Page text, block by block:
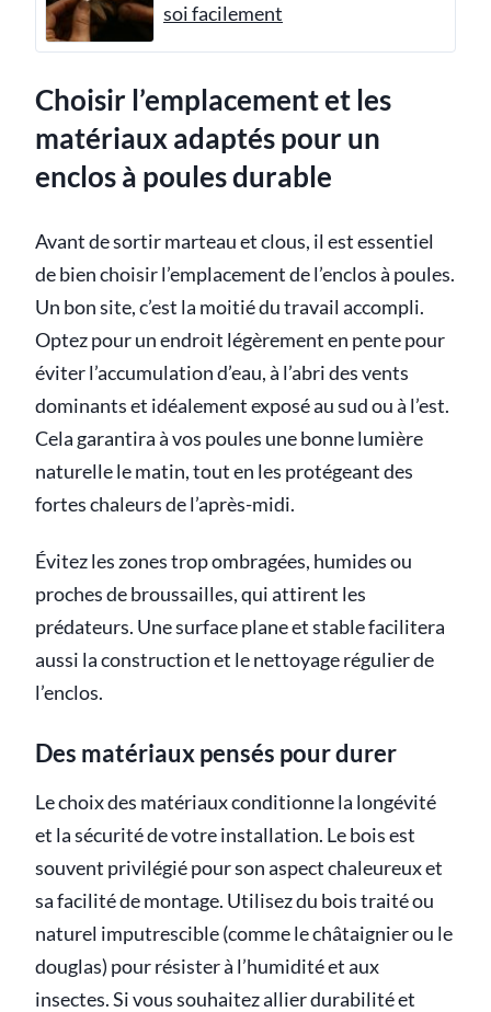
soi facilement
Choisir l’emplacement et les
matériaux adaptés pour un
enclos à poules durable
Avant de sortir marteau et clous, il est essentiel
de bien choisir l’emplacement de l’enclos à poules.
Un bon site, c’est la moitié du travail accompli.
Optez pour un endroit légèrement en pente pour
éviter l’accumulation d’eau, à l’abri des vents
dominants et idéalement exposé au sud ou à l’est.
Cela garantira à vos poules une bonne lumière
naturelle le matin, tout en les protégeant des
fortes chaleurs de l’après-midi.
Évitez les zones trop ombragées, humides ou
proches de broussailles, qui attirent les
prédateurs. Une surface plane et stable facilitera
aussi la construction et le nettoyage régulier de
l’enclos.
Des matériaux pensés pour durer
Le choix des matériaux conditionne la longévité
et la sécurité de votre installation. Le bois est
souvent privilégié pour son aspect chaleureux et
sa facilité de montage. Utilisez du bois traité ou
naturel imputrescible (comme le châtaignier ou le
douglas) pour résister à l’humidité et aux
insectes. Si vous souhaitez allier durabilité et